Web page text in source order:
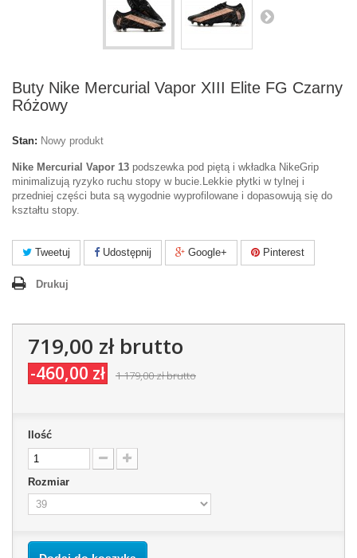
Buty Nike Mercurial Vapor XIII Elite FG Czarny
Różowy
Stan: Nowy produkt
Nike Mercurial Vapor 13 podszewka pod piętą i wkładka NikeGrip
minimalizują ryzyko ruchu stopy w bucie.Lekkie płytki w tylnej i
przedniej części buta są wygodnie wyprofilowane i dopasowują się do
kształtu stopy.
Tweetuj Udostępnij Google+ Pinterest
Drukuj
719,00 złbrutto
-460,00 zł 1 179,00 złbrutto
Ilość
Rozmiar